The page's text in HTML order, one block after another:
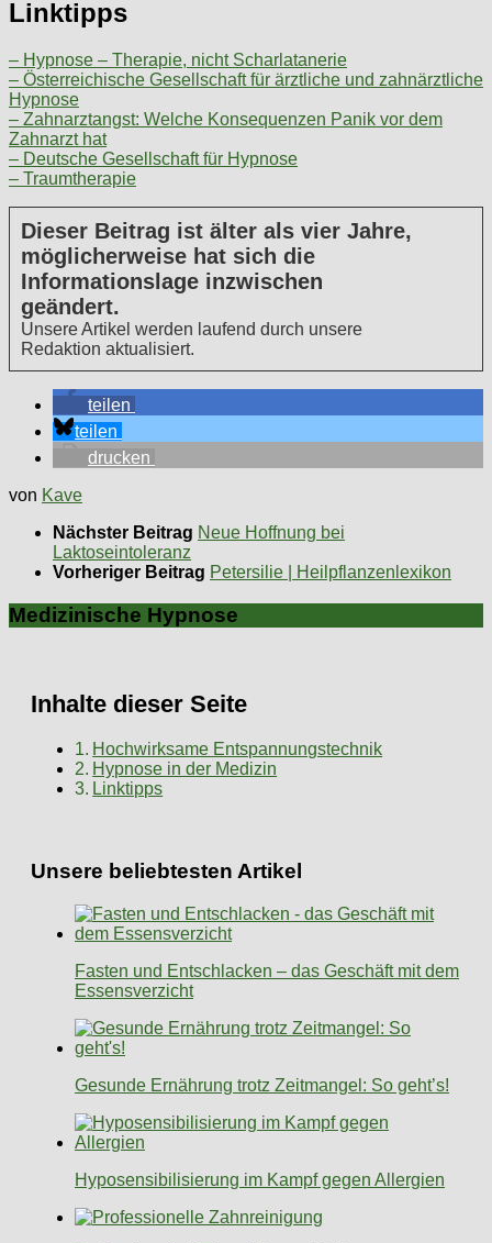
Linktipps
– Hypnose – Therapie, nicht Scharlatanerie
– Österreichische Gesellschaft für ärztliche und zahnärztliche
Hypnose
– Zahnarztangst: Welche Konsequenzen Panik vor dem
Zahnarzt hat
– Deutsche Gesellschaft für Hypnose
– Traumtherapie
Dieser Beitrag ist älter als vier Jahre,
möglicherweise hat sich die
Informationslage inzwischen
geändert.
Unsere Artikel werden laufend durch unsere
Redaktion aktualisiert.
teilen
teilen
drucken
von Kave
Nächster Beitrag Neue Hoffnung bei
Laktoseintoleranz
Vorheriger Beitrag Petersilie | Heilpflanzenlexikon
Medizinische Hypnose
Inhalte dieser Seite
Hochwirksame Entspannungstechnik
Hypnose in der Medizin
Linktipps
Unsere beliebtesten Artikel
Fasten und Entschlacken – das Geschäft mit dem
Essensverzicht
Gesunde Ernährung trotz Zeitmangel: So geht’s!
Hyposensibilisierung im Kampf gegen Allergien